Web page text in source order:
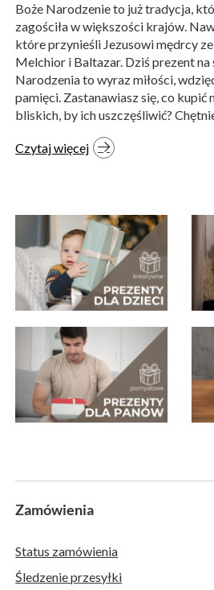
Boże Narodzenie to już tradycja,
zagościła w większości krajów.
które przynieśli Jezusowi mędrcy
Melchior i Baltazar. Dziś prezent na
Narodzenia to wyraz miłości,
pamięci. Zastanawiasz się, co kupić
bliskich, by ich uszczęśliwić?
Czytaj więcej
Zamówienia
Status zamówienia
Śledzenie przesyłki